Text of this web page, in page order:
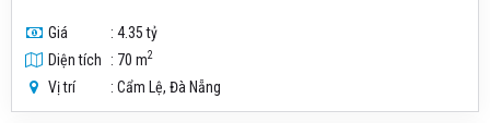
Giá
: 4.35 tỷ
Diện tích
: 70 m2
Vị trí : Cẩm Lệ, Đà Nẵng